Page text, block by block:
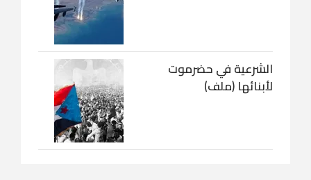
الشرعية في حضرموت
لأبنائها (ملف)